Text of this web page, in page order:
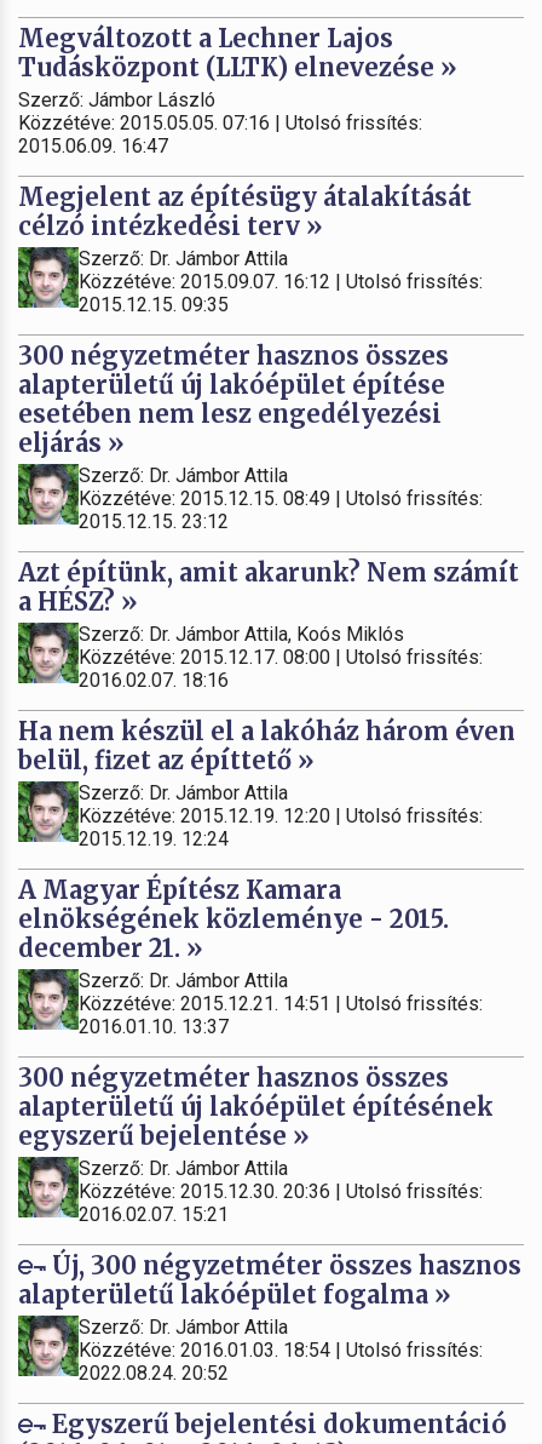
Megváltozott a Lechner Lajos
Tudásközpont (LLTK) elnevezése »
Szerző: Jámbor László
Közzétéve: 2015.05.05. 07:16 | Utolsó frissítés:
2015.06.09. 16:47
Megjelent az építésügy átalakítását
célzó intézkedési terv »
Szerző: Dr. Jámbor Attila
Közzétéve: 2015.09.07. 16:12 | Utolsó frissítés:
2015.12.15. 09:35
300 négyzetméter hasznos összes
alapterületű új lakóépület építése
esetében nem lesz engedélyezési
eljárás »
Szerző: Dr. Jámbor Attila
Közzétéve: 2015.12.15. 08:49 | Utolsó frissítés:
2015.12.15. 23:12
Azt építünk, amit akarunk? Nem számít
a HÉSZ? »
Szerző: Dr. Jámbor Attila, Koós Miklós
Közzétéve: 2015.12.17. 08:00 | Utolsó frissítés:
2016.02.07. 18:16
Ha nem készül el a lakóház három éven
belül, fizet az építtető »
Szerző: Dr. Jámbor Attila
Közzétéve: 2015.12.19. 12:20 | Utolsó frissítés:
2015.12.19. 12:24
A Magyar Építész Kamara
elnökségének közleménye - 2015.
december 21. »
Szerző: Dr. Jámbor Attila
Közzétéve: 2015.12.21. 14:51 | Utolsó frissítés:
2016.01.10. 13:37
300 négyzetméter hasznos összes
alapterületű új lakóépület építésének
egyszerű bejelentése »
Szerző: Dr. Jámbor Attila
Közzétéve: 2015.12.30. 20:36 | Utolsó frissítés:
2016.02.07. 15:21
Új, 300 négyzetméter összes hasznos
alapterületű lakóépület fogalma »
Szerző: Dr. Jámbor Attila
Közzétéve: 2016.01.03. 18:54 | Utolsó frissítés:
2022.08.24. 20:52
Egyszerű bejelentési dokumentáció